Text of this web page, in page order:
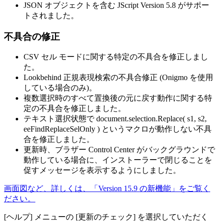
JSON オブジェクトを含む JScript Version 5.8 がサポー
トされました。
不具合の修正
CSV セル モードに関する特定の不具合を修正しまし
た。
Lookbehind 正規表現検索の不具合修正 (Onigmo を使用
している場合のみ)。
複数選択時のすべて置換後の元に戻す動作に関する特
定の不具合を修正しました。
テキスト選択状態で document.selection.Replace( s1, s2,
eeFindReplaceSelOnly ) というマクロが動作しない不具
合を修正しました。
更新時、ブラザー Control Center がバックグラウンドで
動作している場合に、インストーラーで閉じることを
促すメッセージを表示するようにしました。
画面図など、詳しくは、「Version 15.9 の新機能」をご覧く
ださい。
[ヘルプ] メニューの [更新のチェック] を選択していただく